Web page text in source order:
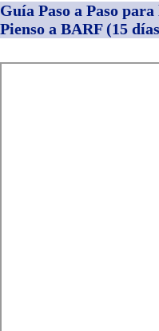
Guía Paso a Paso
Pienso a BARF (15